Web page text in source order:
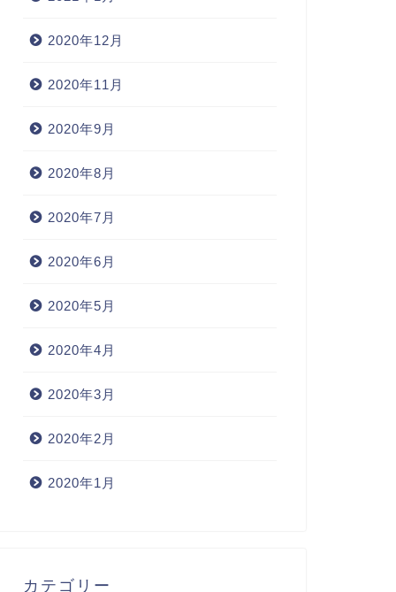
2020年12月
2020年11月
2020年9月
2020年8月
2020年7月
2020年6月
2020年5月
2020年4月
2020年3月
2020年2月
2020年1月
カテゴリー